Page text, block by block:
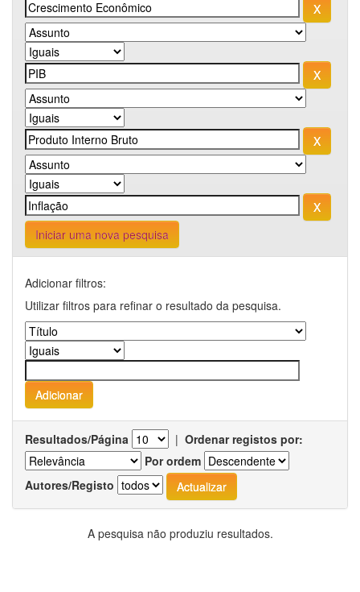
Iniciar uma nova pesquisa
Adicionar filtros:
Utilizar filtros para refinar o resultado da pesquisa.
Resultados/Página | Ordenar registos por:
Por ordem
Autores/Registo
A pesquisa não produziu resultados.